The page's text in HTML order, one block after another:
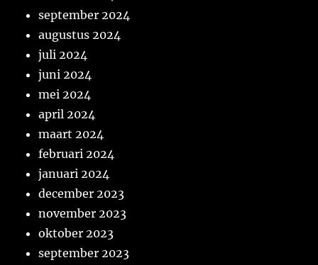
september 2024
augustus 2024
juli 2024
juni 2024
mei 2024
april 2024
maart 2024
februari 2024
januari 2024
december 2023
november 2023
oktober 2023
september 2023